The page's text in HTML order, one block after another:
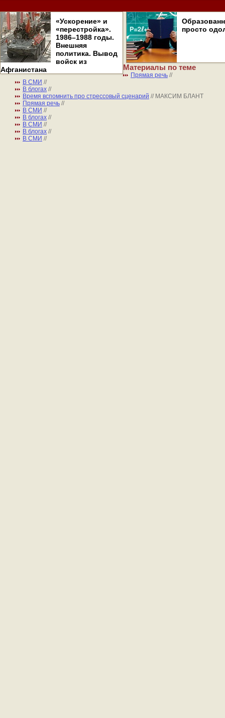
«Ускорение» и
«перестройка».
1986–1988 годы.
Внешняя
политика. Вывод
войск из
Афганистана
просто
Материалы по теме
Прямая речь //
В СМИ //
В блогах //
Время вспомнить про стрессовый сценарий // МАКСИМ БЛАНТ
Прямая речь //
В СМИ //
В блогах //
В СМИ //
В блогах //
В СМИ //